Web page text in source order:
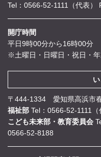
Tel：0566-52-1111（代表）
開庁時間
平日9時00分から16時00分
※土曜日・日曜日・祝日・
〒444-1334 愛知県高浜市
福祉部 Tel：0566-52-1111（
こども未来部・教育委員会
0566-52-8188